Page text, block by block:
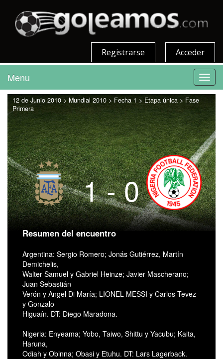
Acceder
Registrarse
Menu
12 de Junio 2010 > Mundial 2010 > Fecha 1 > Etapa única > Fase
Primera
1 - 0
Resumen del encuentro
Argentina: Sergio Romero; Jonás Gutiérrez, Martín
Demichelis,
Walter Samuel y Gabriel Heinze; Javier Mascherano;
Juan Sebastián
Verón y Angel Di María; LIONEL MESSI y Carlos Tevez
y Gonzalo
Higuaín. DT: Diego Maradona.
Nigeria: Enyeama; Yobo, Taiwo, Shittu y Yacubu; Kaita,
Haruna,
Odiah y Obinna; Obasi y Etuhu. DT: Lars Lagerback.